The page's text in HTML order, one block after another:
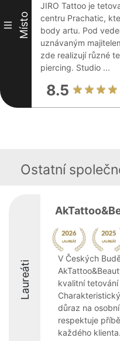
III Místo
JIRO Tattoo je
centru Prachatic,
body artu. Pod
uznávaným
zde realizují různé
piercing. Studio ...
8.5
Ostatní
Laureáti
V Českých
kvalitní
důraz na
respektuje
každého